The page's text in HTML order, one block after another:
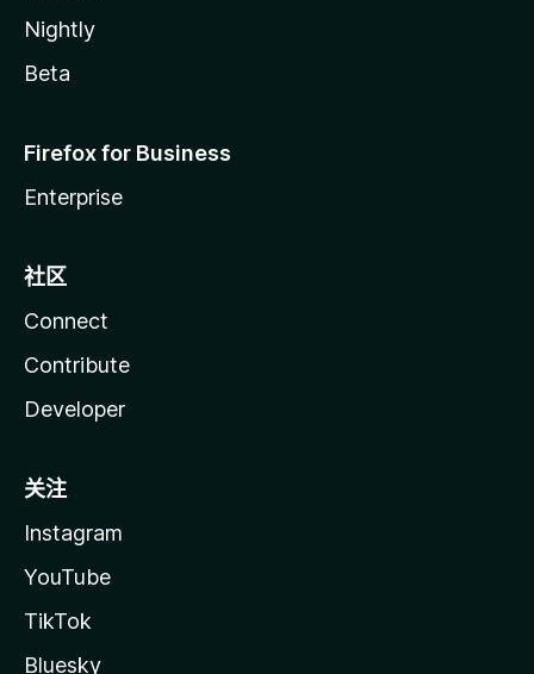
Nightly
Beta
Firefox for Business
Enterprise
社区
Connect
Contribute
Developer
关注
Instagram
YouTube
TikTok
Bluesky